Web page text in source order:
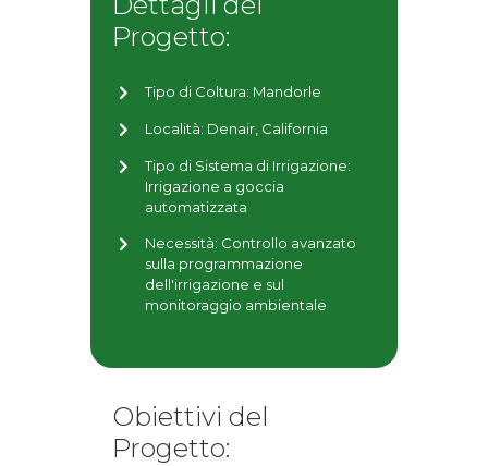
Progetto:
Tipo di Coltura: Mandorle
Località: Denair, California
Tipo di Sistema di Irrigazione:
Irrigazione a goccia
automatizzata
Necessità: Controllo avanzato
sulla programmazione
dell'irrigazione e sul
monitoraggio ambientale
Obiettivi del
Progetto: